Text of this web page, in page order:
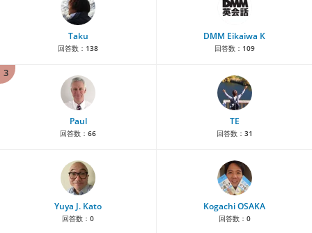
Taku
回答数： 138
DMM Eikaiwa K
回答数： 109
3
Paul
回答数： 66
TE
回答数： 31
Yuya J. Kato
回答数： 0
Kogachi OSAKA
回答数： 0